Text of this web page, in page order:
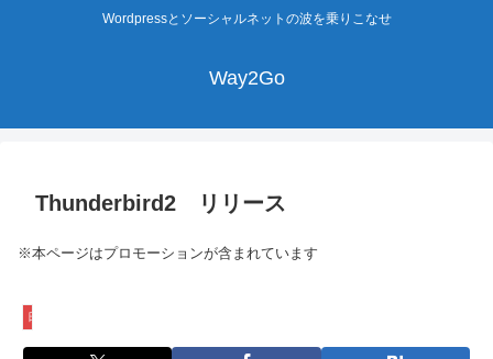
Wordpressとソーシャルネットの波を乗りこなせ
Way2Go
Thunderbird2 リリース
※本ページはプロモーションが含まれています
日常生活